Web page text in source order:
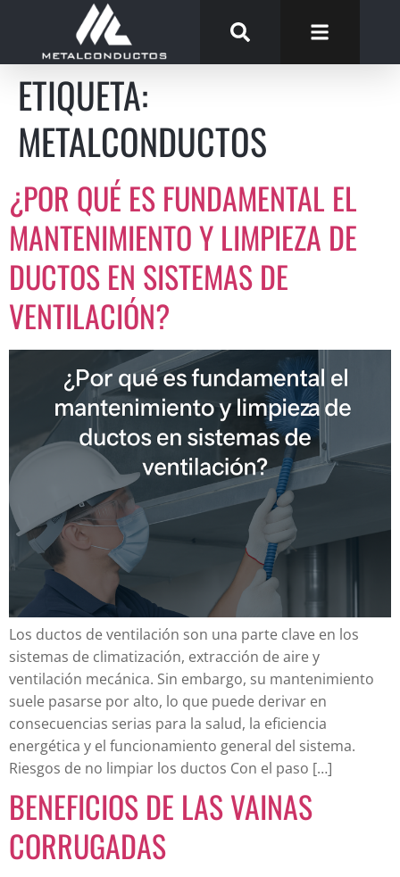
ETIQUETA:
METALCONDUCTOS
¿POR QUÉ ES FUNDAMENTAL EL
MANTENIMIENTO Y LIMPIEZA DE
DUCTOS EN SISTEMAS DE
VENTILACIÓN?
Los ductos de ventilación son una parte clave en los
sistemas de climatización, extracción de aire y
ventilación mecánica. Sin embargo, su mantenimiento
suele pasarse por alto, lo que puede derivar en
consecuencias serias para la salud, la eficiencia
energética y el funcionamiento general del sistema.
Riesgos de no limpiar los ductos Con el paso […]
BENEFICIOS DE LAS VAINAS
CORRUGADAS